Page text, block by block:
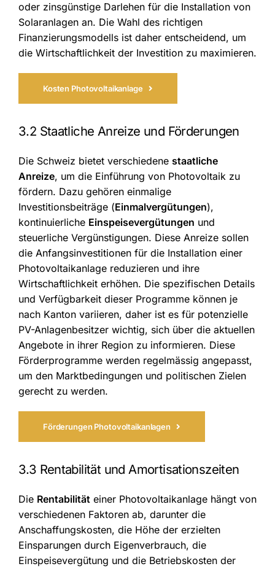
oder zinsgünstige Darlehen für die Installation von
Solaranlagen an. Die Wahl des richtigen
Finanzierungsmodells ist daher entscheidend, um
die Wirtschaftlichkeit der Investition zu maximieren.
Kosten Photovoltaikanlage
3.2 Staatliche Anreize und Förderungen
Die Schweiz bietet verschiedene staatliche
Anreize, um die Einführung von Photovoltaik zu
fördern. Dazu gehören einmalige
Investitionsbeiträge (Einmalvergütungen),
kontinuierliche Einspeisevergütungen und
steuerliche Vergünstigungen. Diese Anreize sollen
die Anfangsinvestitionen für die Installation einer
Photovoltaikanlage reduzieren und ihre
Wirtschaftlichkeit erhöhen. Die spezifischen Details
und Verfügbarkeit dieser Programme können je
nach Kanton variieren, daher ist es für potenzielle
PV-Anlagenbesitzer wichtig, sich über die aktuellen
Angebote in ihrer Region zu informieren. Diese
Förderprogramme werden regelmässig angepasst,
um den Marktbedingungen und politischen Zielen
gerecht zu werden.
Förderungen Photovoltaikanlagen
3.3 Rentabilität und Amortisationszeiten
Die Rentabilitäteiner Photovoltaikanlage hängt von
verschiedenen Faktoren ab, darunter die
Anschaffungskosten, die Höhe der erzielten
Einsparungen durch Eigenverbrauch, die
Einspeisevergütung und die Betriebskosten der